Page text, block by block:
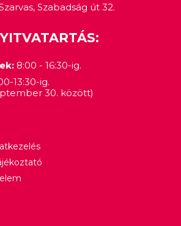
Szabadság út 32.
8:00 - 16:30-ig.
13:30-ig.
30. között)